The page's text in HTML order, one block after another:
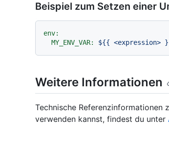
Beispiel zum Setzen einer
env:
MY_ENV_VAR:
${{ <expression>
Weitere Informationen
Technische Referenzinformationen
verwenden kannst, findest du unter